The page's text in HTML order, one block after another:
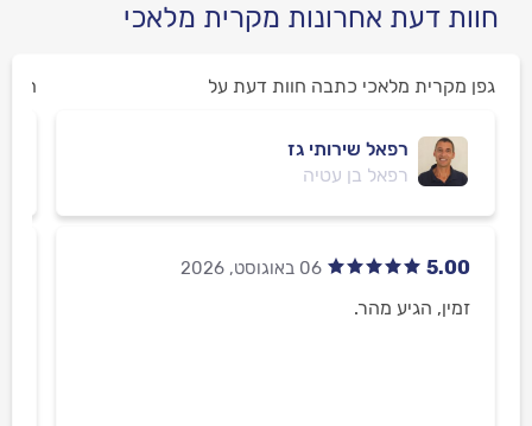
חוות דעת אחרונות מקרית מלאכי
גפן מקרית מלאכי כתבה חוות דעת על
רפאל שירותי גז
רפאל בן עטיה
5.00
זמין, הגיע מהר.